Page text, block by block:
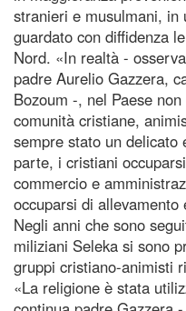
stranieri e musulmani, in
guardato con diffidenza
Nord. «In realtà -
padre Aurelio Gazzera,
Bozoum -, nel Paese
comunità cristiane,
sempre stato un delicato
parte, i cristiani
commercio e
occuparsi di allevamento
Negli anni che sono
miliziani Seleka si sono
gruppi cristiano-animisti
«La religione è stata